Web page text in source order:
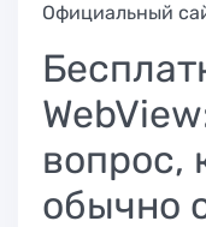
Официальный
вопрос,
обычно